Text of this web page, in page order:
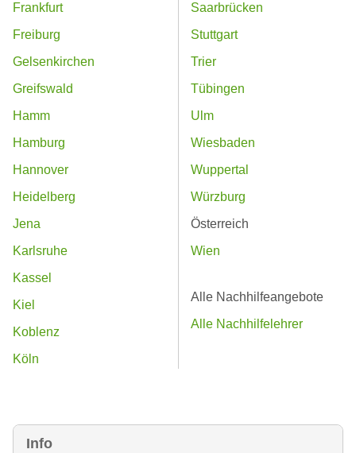
Info
Frankfurt
Freiburg
Gelsenkirchen
Greifswald
Hamm
Hamburg
Hannover
Heidelberg
Jena
Karlsruhe
Kassel
Kiel
Koblenz
Köln
Saarbrücken
Stuttgart
Trier
Tübingen
Ulm
Wiesbaden
Wuppertal
Würzburg
Österreich
Wien
Alle Nachhilfeangebote
Alle Nachhilfelehrer